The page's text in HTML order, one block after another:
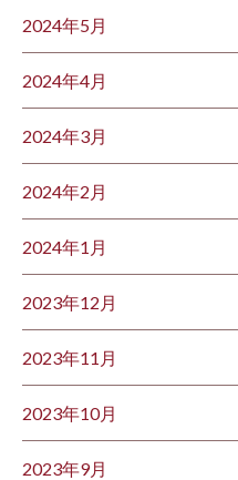
2024年5月
2024年4月
2024年3月
2024年2月
2024年1月
2023年12月
2023年11月
2023年10月
2023年9月